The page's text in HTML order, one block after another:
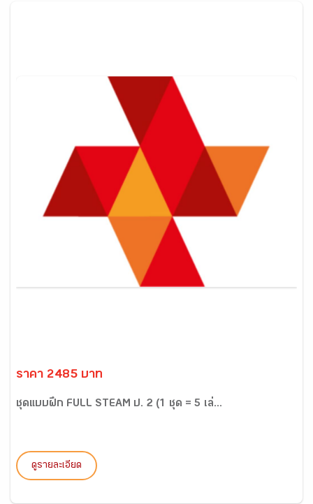
ราคา 2485 บาท
ชุดแบบฝึก FULL STEAM ป. 2 (1 ชุด = 5 เล่...
ดูรายละเอียด